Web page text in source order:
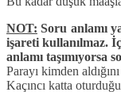
NOT: Soru anlamı
işareti kullanılmaz.
anlamı taşımıyorsa
Parayı kimden
Kaçıncı katta